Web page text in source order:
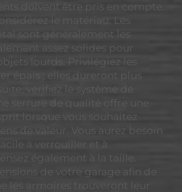
doivent être pris en compte.
le matériau. Les
sont généralement les
assez solides pour
lourds. Privilégiez les
épais ; elles dureront plus
vérifiez le système de
serrure de qualité offre une
lorsque vous souhaitez
de valeur. Vous aurez besoin
à verrouiller et à
également à la taille.
de votre garage afin de
les armoires trouveront leur